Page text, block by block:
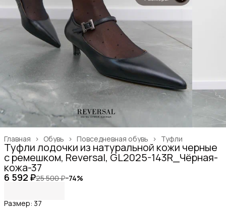
Туфли
Повседневная обувь ›
Обувь ›
Главная ›
Туфли лодочки из натуральной кожи черные
с ремешком, Reversal, GL2025-143R_Чёрная-
кожа-37
6 592 ₽25 500 ₽−74%
Размер: 37